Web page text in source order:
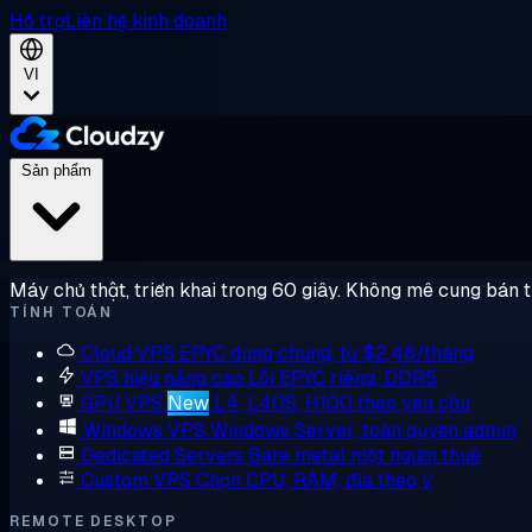
Hỗ trợLiên hệ kinh doanh
VI
Máy chủ thật, triển khai trong 60 giây. Không mê cung bán
TÍNH TOÁN
Cloud VPS EPYC dùng chung, từ $2,48/tháng
VPS hiệu năng cao Lõi EPYC riêng, DDR5
GPU VPS New L4, L40S, H100 theo yêu cầu
Windows VPS Windows Server, toàn quyền admin
Dedicated Servers Bare metal một người thuê
Custom VPS Chọn CPU, RAM, đĩa theo ý
REMOTE DESKTOP